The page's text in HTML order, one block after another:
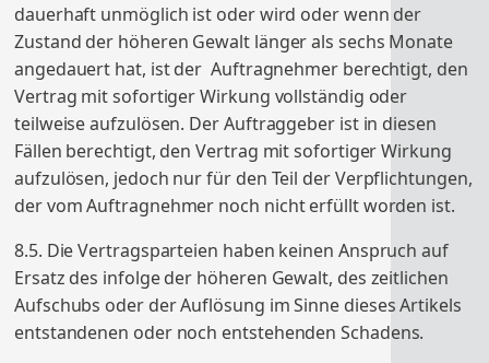
dauerhaft unmöglich ist oder wird oder wenn der
Zustand der höheren Gewalt länger als sechs Monate
angedauert hat, ist der Auftragnehmer berechtigt, den
Vertrag mit sofortiger Wirkung vollständig oder
teilweise aufzulösen. Der Auftraggeber ist in diesen
Fällen berechtigt, den Vertrag mit sofortiger Wirkung
aufzulösen, jedoch nur für den Teil der Verpflichtungen,
der vom Auftragnehmer noch nicht erfüllt worden ist.
8.5. Die Vertragsparteien haben keinen Anspruch auf
Ersatz des infolge der höheren Gewalt, des zeitlichen
Aufschubs oder der Auflösung im Sinne dieses Artikels
entstandenen oder noch entstehenden Schadens.